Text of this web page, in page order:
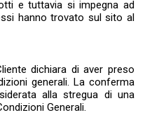
e tuttavia si impegna ad
hanno trovato sul sito al
dichiara di aver preso
generali. La conferma
alla stregua di una
Generali.